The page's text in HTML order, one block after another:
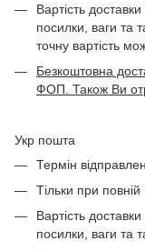
Вартість
посилки, ваги та
точну вартість
Безкоштовна
ФОП. Також Ви
Укр пошта
Термін
Тільки при
Вартість
посилки, ваги та